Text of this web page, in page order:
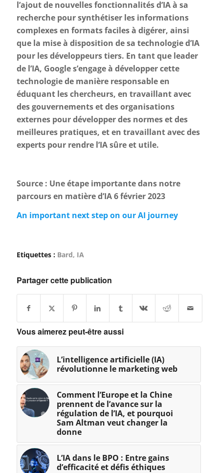
l’ajout de nouvelles fonctionnalités d’IA à sa
recherche pour synthétiser les informations
complexes en formats faciles à digérer, ainsi
que la mise à disposition de sa technologie d’IA
pour les développeurs tiers. En tant que leader
de l’IA, Google s’engage à développer cette
technologie de manière responsable en
éduquant les chercheurs, en travaillant avec
des gouvernements et des organisations
externes pour développer des normes et des
meilleures pratiques, et en travaillant avec des
experts pour rendre l’IA sûre et utile.
Source : Une étape importante dans notre
parcours en matière d’IA 6 février 2023
An important next step on our AI journey
Etiquettes : Bard, IA
Partager cette publication
Vous aimerez peut-être aussi
L’intelligence artificielle (IA)
révolutionne le marketing web
Comment l’Europe et la Chine
prennent de l’avance sur la
régulation de l’IA, et pourquoi
Sam Altman veut changer la
donne
L’IA dans le BPO : Entre gains
d’efficacité et défis éthiques